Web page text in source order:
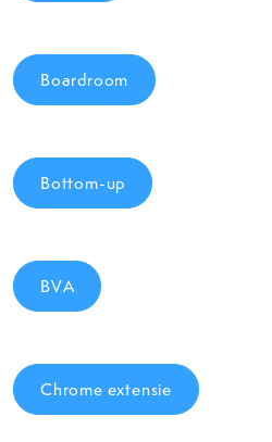
Boardroom
Bottom-up
BVA
Chrome extensie